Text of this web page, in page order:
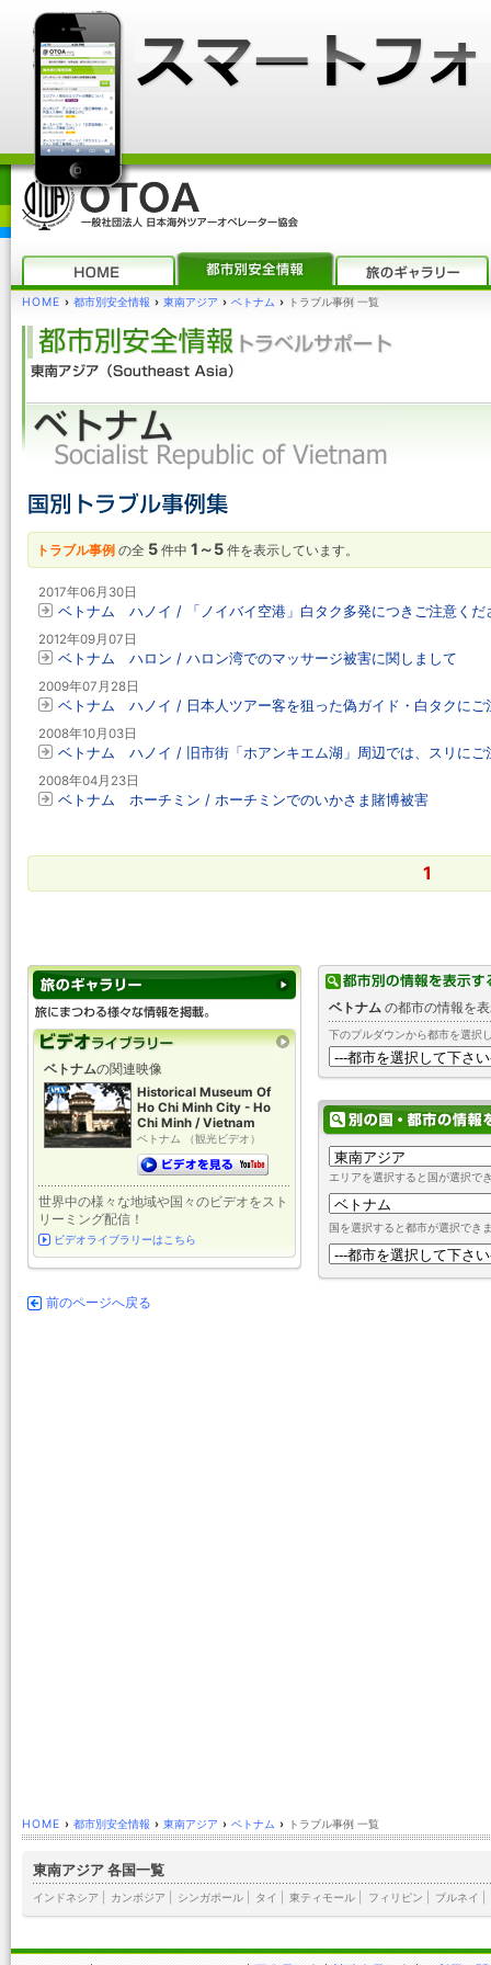
HOME › 都市別安全情報 › 東南アジア › ベトナム › トラブル事例 一覧
トラブル事例 の全 5 件中 1～5 件を表示しています。
2017年06月30日
ベトナム ハノイ / 「ノイバイ空港」白タク多発につきご注意くだ
2012年09月07日
ベトナム ハロン / ハロン湾でのマッサージ被害に関しまして
2009年07月28日
ベトナム ハノイ / 日本人ツアー客を狙った偽ガイド・白タクにご
2008年10月03日
ベトナム ハノイ / 旧市街「ホアンキエム湖」周辺では、スリにご
2008年04月23日
ベトナム ホーチミン / ホーチミンでのいかさま賭博被害
1
ベトナム の都市の情報を
下のプルダウンから都市を選択
エリアを選択すると国が選択で
国を選択すると都市が選択でき
ベトナムの関連映像
Historical Museum Of
Ho Chi Minh City - Ho
Chi Minh / Vietnam
ベトナム （観光ビデオ）
世界中の様々な地域や国々のビデオをスト
リーミング配信！
ビデオライブラリーはこちら
前のページへ戻る
HOME › 都市別安全情報 › 東南アジア › ベトナム › トラブル事例 一覧
東南アジア 各国一覧
インドネシア カンボジア シンガポール タイ 東ティモール フィリピン ブルネイ